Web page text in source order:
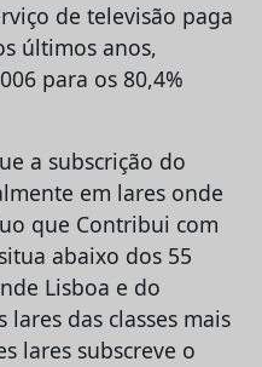
de televisão paga
últimos anos,
para os 80,4%
a subscrição do
em lares onde
que Contribui com
abaixo dos 55
Lisboa e do
das classes mais
lares subscreve o